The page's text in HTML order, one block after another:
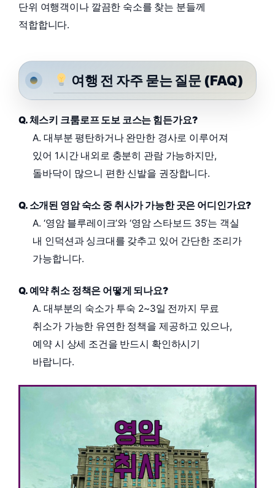
단위 여행객이나 깔끔한 숙소를 찾는 분들께
적합합니다.
여행 전 자주 묻는 질문 (FAQ)
Q. 체스키 크룸로프 도보 코스는 힘든가요?
A. 대부분 평탄하거나 완만한 경사로 이루어져
있어 1시간 내외로 충분히 관람 가능하지만,
돌바닥이 많으니 편한 신발을 권장합니다.
Q. 소개된 영암 숙소 중 취사가 가능한 곳은 어디인가요?
A. ‘영암 블루레이크’와 ‘영암 스타보드 35’는 객실
내 인덕션과 싱크대를 갖추고 있어 간단한 조리가
가능합니다.
Q. 예약 취소 정책은 어떻게 되나요?
A. 대부분의 숙소가 투숙 2~3일 전까지 무료
취소가 가능한 유연한 정책을 제공하고 있으나,
예약 시 상세 조건을 반드시 확인하시기
바랍니다.